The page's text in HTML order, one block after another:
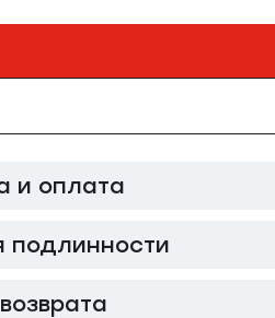
и оплата
подлинности